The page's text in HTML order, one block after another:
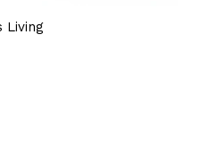
Living